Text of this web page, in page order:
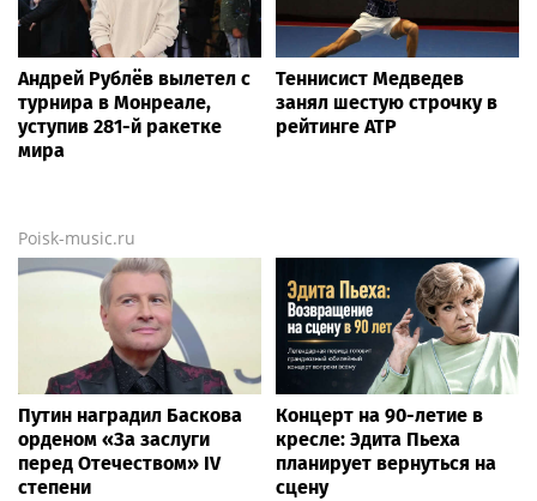
Андрей Рублёв вылетел с
турнира в Монреале,
уступив 281-й ракетке
мира
Теннисист Медведев
занял шестую строчку в
рейтинге ATP
Poisk-music.ru
Путин наградил Баскова
орденом «За заслуги
перед Отечеством» IV
степени
Концерт на 90-летие в
кресле: Эдита Пьеха
планирует вернуться на
сцену